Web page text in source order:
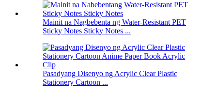
Mainit na Nagbebenta ng Water-Resistant PET
Sticky Notes Sticky Notes ...
Pasadyang Disenyo ng Acrylic Clear Plastic
Stationery Cartoon ...